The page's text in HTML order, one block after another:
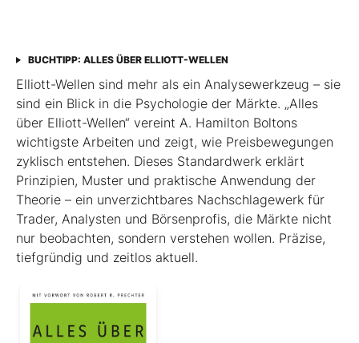
BUCHTIPP: ALLES ÜBER ELLIOTT-WELLEN
Elliott-Wellen sind mehr als ein Analysewerkzeug – sie
sind ein Blick in die Psychologie der Märkte. „Alles
über Elliott-Wellen“ vereint A. Hamilton Boltons
wichtigste Arbeiten und zeigt, wie Preisbewegungen
zyklisch entstehen. Dieses Standardwerk erklärt
Prinzipien, Muster und praktische Anwendung der
Theorie – ein unverzichtbares Nachschlagewerk für
Trader, Analysten und Börsenprofis, die Märkte nicht
nur beobachten, sondern verstehen wollen. Präzise,
tiefgründig und zeitlos aktuell.